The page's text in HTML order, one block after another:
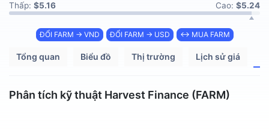
Thấp: $5.16 Cao: $5.24
ĐỔI FARM → VND ĐỔI FARM → USD ↔ MUA FARM
Tổng quan Biểu đồ Thị trường Lịch sử giá
Phân tích kỹ thuật Harvest Finance (FARM)